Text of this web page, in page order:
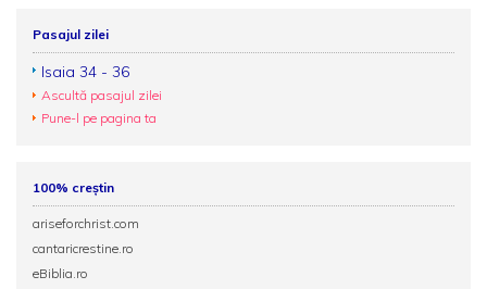
Pasajul zilei
Isaia 34 - 36
Ascultă pasajul zilei
Pune-l pe pagina ta
100% creștin
ariseforchrist.com
cantaricrestine.ro
eBiblia.ro